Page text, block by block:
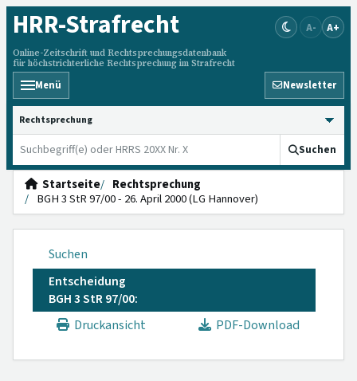
HRR-Strafrecht
Online-Zeitschrift und Rechtsprechungsdatenbank
für höchstrichterliche Rechtsprechung im Strafrecht
A- A+
Menü Newsletter
HRRS durchsuchen
Suchen
Startseite
Rechtsprechung
BGH 3 StR 97/00 - 26. April 2000 (LG Hannover)
Suchen
Entscheidung
BGH 3 StR 97/00:
Druckansicht
PDF-Download